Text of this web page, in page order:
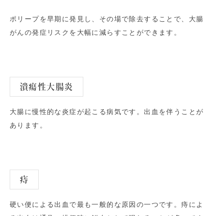
ポリープを早期に発見し、その場で除去することで、大腸
がんの発症リスクを大幅に減らすことができます。
潰瘍性大腸炎
大腸に慢性的な炎症が起こる病気です。出血を伴うことが
あります。
痔
硬い便による出血で最も一般的な原因の一つです。痔によ